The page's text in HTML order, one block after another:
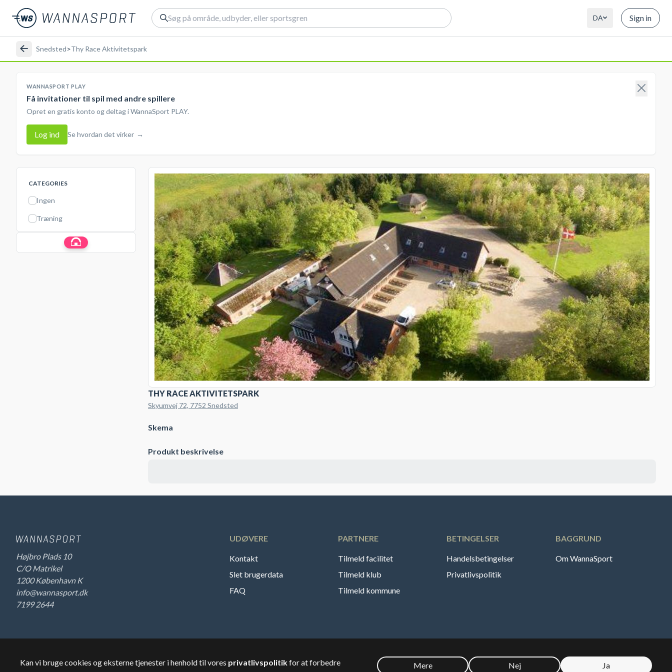
DA Sign in
Snedsted>Thy Race Aktivitetspark
WANNASPORT PLAY
Få invitationer til spil med andre spillere
Opret en gratis konto og deltag i WannaSport PLAY.
Log ind Se hvordan det virker →
CATEGORIES
Ingen
Træning
THY RACE AKTIVITETSPARK
Skyumvej 72, 7752 Snedsted
Skema
Produkt beskrivelse
Højbro Plads 10
C/O Matrikel
1200 København K
info@wannasport.dk
7199 2644
UDØVERE
Kontakt
Slet brugerdata
FAQ
PARTNERE
Tilmeld facilitet
Tilmeld klub
Tilmeld kommune
BETINGELSER
Handelsbetingelser
Privatlivspolitik
BAGGRUND
Om WannaSport
Dansk Sverige
©2026 Wannasport.dk Privatdata
Kan vi bruge cookies og eksterne tjenester i henhold til vores privatlivspolitikfor at forbedre
Mere Nej Ja